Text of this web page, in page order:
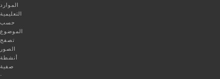
الموارد
التعليمية
حسب
الموضوع
تصفح
الصور
أنشطة
صفية
-